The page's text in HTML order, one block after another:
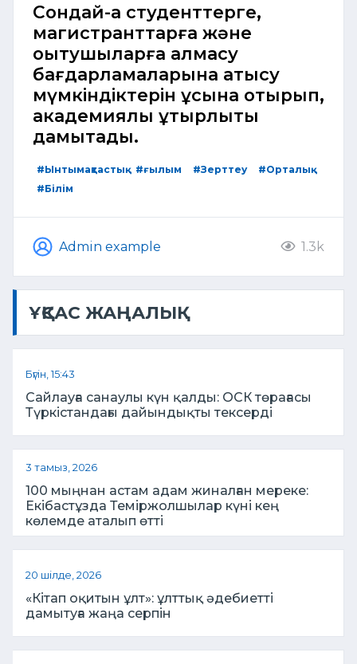
Сондай-ақ студенттерге,
магистранттарға және
оқытушыларға алмасу
бағдарламаларына қатысу
мүмкіндіктерін ұсына отырып,
академиялық ұтқырлықты
дамытады.
#Ынтымақтастық #ғылым #Зерттеу
#Орталық
#Білім
Admin example 1.3k
ҰҚСАС ЖАҢАЛЫҚ
Бүгін, 15:43
Сайлауға санаулы күн қалды: ОСК төрағасы
Түркістандағы дайындықты тексерді
3 тамыз, 2026
100 мыңнан астам адам жиналған мереке:
Екібастұзда Теміржолшылар күні кең
көлемде аталып өтті
20 шілде, 2026
«Кітап оқитын ұлт»: ұлттық әдебиетті
дамытуға жаңа серпін